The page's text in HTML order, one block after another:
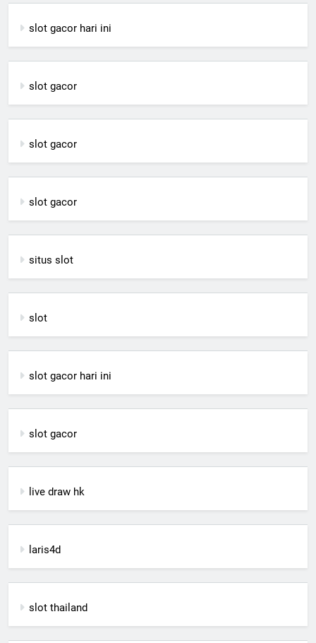
slot gacor hari ini
slot gacor
slot gacor
slot gacor
situs slot
slot
slot gacor hari ini
slot gacor
live draw hk
laris4d
slot thailand